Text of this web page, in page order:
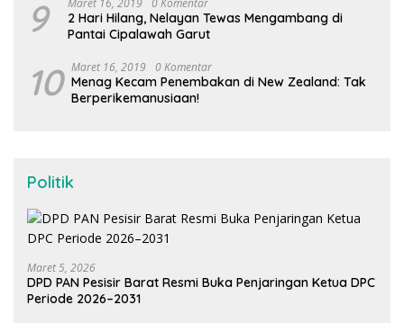
9
2 Hari Hilang, Nelayan Tewas Mengambang di
Pantai Cipalawah Garut
10 Maret 16, 2019 0 Komentar
Menag Kecam Penembakan di New Zealand: Tak
Berperikemanusiaan!
Politik
Maret 5, 2026
DPD PAN Pesisir Barat Resmi Buka Penjaringan Ketua DPC
Periode 2026–2031